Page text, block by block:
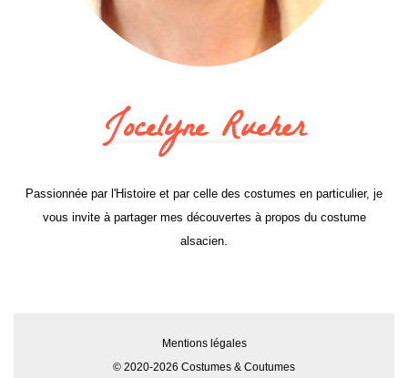
Jocelyne Rueher
Passionnée par l'Histoire et par celle des costumes en particulier, je
vous invite à partager mes découvertes à propos du costume
alsacien.
Mentions légales
© 2020-2026 Costumes & Coutumes